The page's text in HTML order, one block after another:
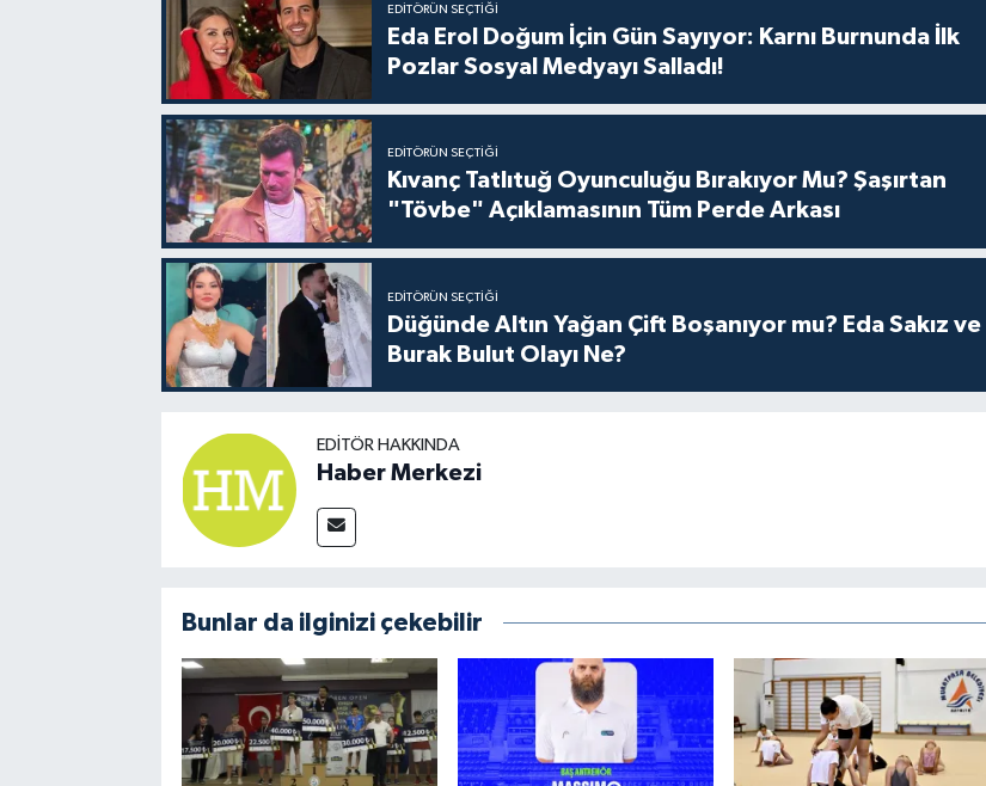
EDITÖRÜN SEÇTIĞI
Eda Erol Doğum İçin Gün Sayıyor: Karnı Burnunda İlk
Pozlar Sosyal Medyayı Salladı!
EDITÖRÜN SEÇTIĞI
Kıvanç Tatlıtuğ Oyunculuğu Bırakıyor Mu? Şaşırtan
"Tövbe" Açıklamasının Tüm Perde Arkası
EDITÖRÜN SEÇTIĞI
Düğünde Altın Yağan Çift Boşanıyor mu? Eda Sakız ve
Burak Bulut Olayı Ne?
EDITÖR HAKKINDA
Haber Merkezi
Bunlar da ilginizi çekebilir